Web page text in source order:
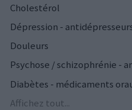
Cholestérol
Dépression -
Douleurs
Psychose / schizophrénie -
Diabètes - médicaments
Affichez tout...